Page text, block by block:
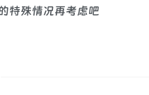
特殊情况再考虑吧